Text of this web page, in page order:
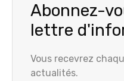
Abonnez-
lettre
Vous recevrez
actualités.